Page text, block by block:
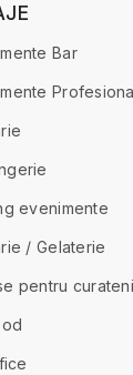
Bar
evenimente
/ Gelaterie
pentru